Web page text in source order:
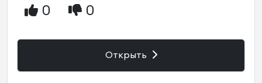
0 0
Открыть